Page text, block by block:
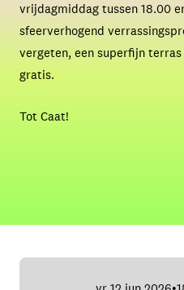
vrijdagmiddag tussen 18.00
sfeerverhogend
vergeten, een superfijn
gratis.
Tot Caat!